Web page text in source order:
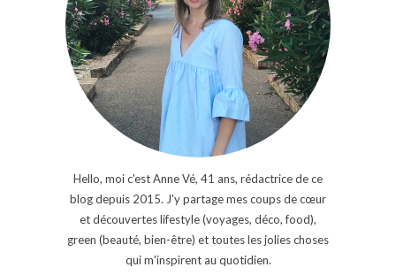
Hello, moi c'est Anne Vé, 41 ans, rédactrice de ce
blog depuis 2015. J'y partage mes coups de cœur
et découvertes lifestyle (voyages, déco, food),
green (beauté, bien-être) et toutes les jolies choses
qui m'inspirent au quotidien.